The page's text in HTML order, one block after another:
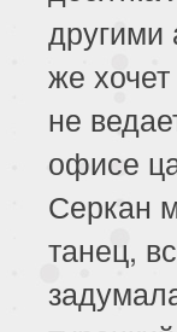
же
не
офисе
Серкан
танец,